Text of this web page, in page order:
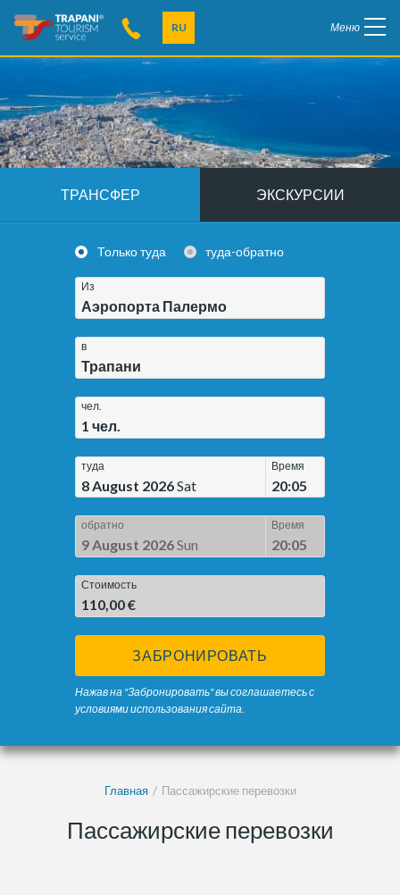
RU Меню
ТРАНСФЕР ЭКСКУРСИИ
Только туда туда-обратно
Из
Аэропорта Палермо
в
Трапани
чел.
1 чел.
туда
8 August 2026Sat
Время
20:05
обратно
9 August 2026Sun
Время
20:05
Стоимость
110,00 €
ЗАБРОНИРОВАТЬ
Нажав на "Забронировать" вы соглашаетесь с
условиями использования сайта.
Главная Пассажирские перевозки
Пассажирские перевозки